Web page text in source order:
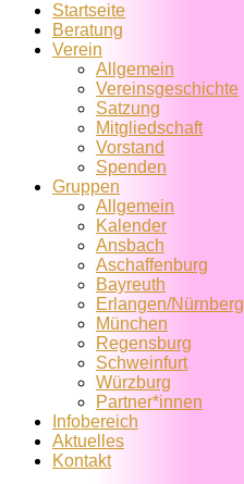
Startseite
Beratung
Verein
Allgemein
Vereins­geschichte
Satzung
Mitglied­schaft
Vorstand
Spenden
Gruppen
Allgemein
Kalender
Ansbach
Aschaffenburg
Bayreuth
Erlangen/Nürnberg
München
Regensburg
Schweinfurt
Würzburg
Partner*innen
Infobereich
Aktuelles
Kontakt